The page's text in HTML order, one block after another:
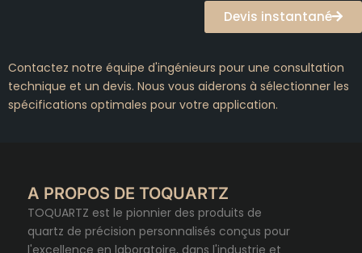
Devis instantané
Contactez notre équipe d'ingénieurs pour une consultation
technique et un devis. Nous vous aiderons à sélectionner les
spécifications optimales pour votre application.
A PROPOS DE TOQUARTZ
TOQUARTZ est le pionnier des produits de
quartz de précision personnalisés conçus pour
l'excellence en laboratoire, dans l'industrie et